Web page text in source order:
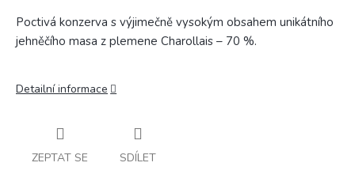
Poctivá konzerva s výjimečně vysokým obsahem unikátního
jehněčího masa z plemene Charollais – 70 %.
Detailní informace
ZEPTAT SE SDÍLET